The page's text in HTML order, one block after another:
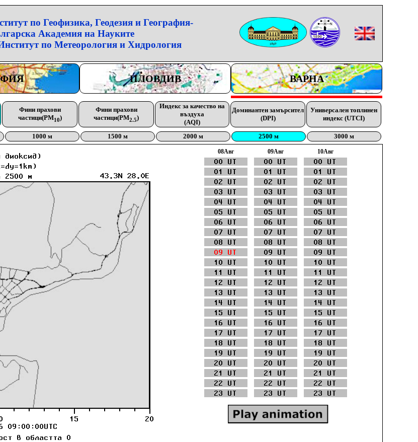
по Геофизика, Геодезия и География-
Академия на Науките
по Метеорология и Хидрология
ПЛОВДИВ ВАРНА
Фини прахови
частици(PM10)
Фини прахови
частици(PM2.5)
Индекс за качество на
въздуха
(AQI)
Доминантен замърсител
(DPI)
Универсален топлинен
индекс (UTCI)
1000 м 1500 м 2000 м 2500 м 3000 м
08Aвг 09Aвг 10Aвг